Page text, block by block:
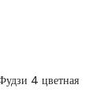
4 цветная